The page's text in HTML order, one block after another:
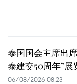
泰国国会主席出
泰建交50周年”展
06/08/2026 08:23